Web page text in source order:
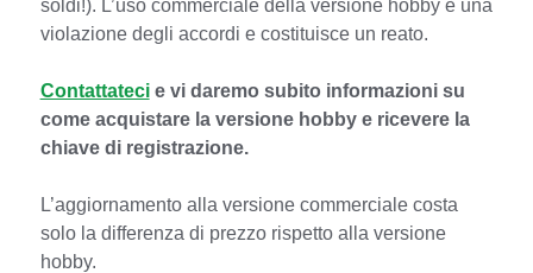
soldi!). L’uso commerciale della versione hobby è una
violazione degli accordi e costituisce un reato.
Contattatecie vi daremo subito informazioni su
come acquistare la versione hobby e ricevere la
chiave di registrazione.
L’aggiornamento alla versione commerciale costa
solo la differenza di prezzo rispetto alla versione
hobby.